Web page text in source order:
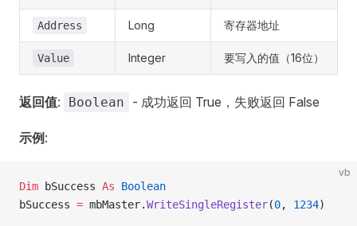
Address Long 寄存器地址
Value Integer 要写入的值（16位）
返回值: Boolean - 成功返回 True，失败返回 False
示例 :
vb
Dim bSuccess As Boolean
bSuccess = mbMaster.WriteSingleRegister(0, 1234)